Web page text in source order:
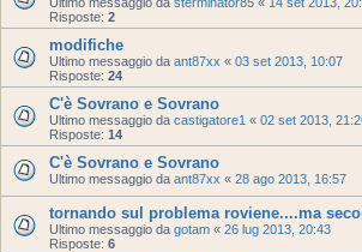
Risposte: 2
modifiche
Ultimo messaggio da ant87xx « 03 set 2013, 10:07
Risposte: 24
C'è Sovrano e Sovrano
Ultimo messaggio da castigatore1 « 02 set 2013,
Risposte: 14
C'è Sovrano e Sovrano
Ultimo messaggio da ant87xx « 28 ago 2013, 16:57
tornando sul problema roviene....ma
Ultimo messaggio da gotam « 26 lug 2013, 20:43
Risposte: 6